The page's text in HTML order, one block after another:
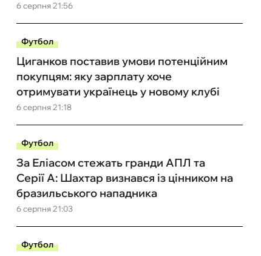
6 серпня 21:56
Футбол
6 серпня 21:18
Циганков поставив умови потенційним
покупцям: яку зарплату хоче
отримувати українець у новому клубі
Футбол
6 серпня 21:03
За Еліасом стежать гранди АПЛ та
Серії А: Шахтар визнався із цінником на
бразильського нападника
Футбол